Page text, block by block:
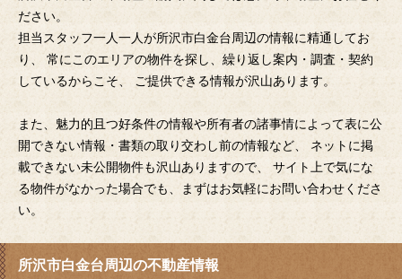
ださい。
担当スタッフ一人一人が所沢市白金台周辺の情報に精通してお
り、 常にこのエリアの物件を探し、繰り返し案内・調査・契約
しているからこそ、 ご提供できる情報が沢山あります。
また、魅力的且つ好条件の情報や所有者の諸事情によって表に公
開できない情報・書類の取り交わし前の情報など、 ネットに掲
載できない未公開物件も沢山ありますので、 サイト上で気にな
る物件がなかった場合でも、まずはお気軽にお問い合わせくださ
い。
所沢市白金台周辺の不動産情報